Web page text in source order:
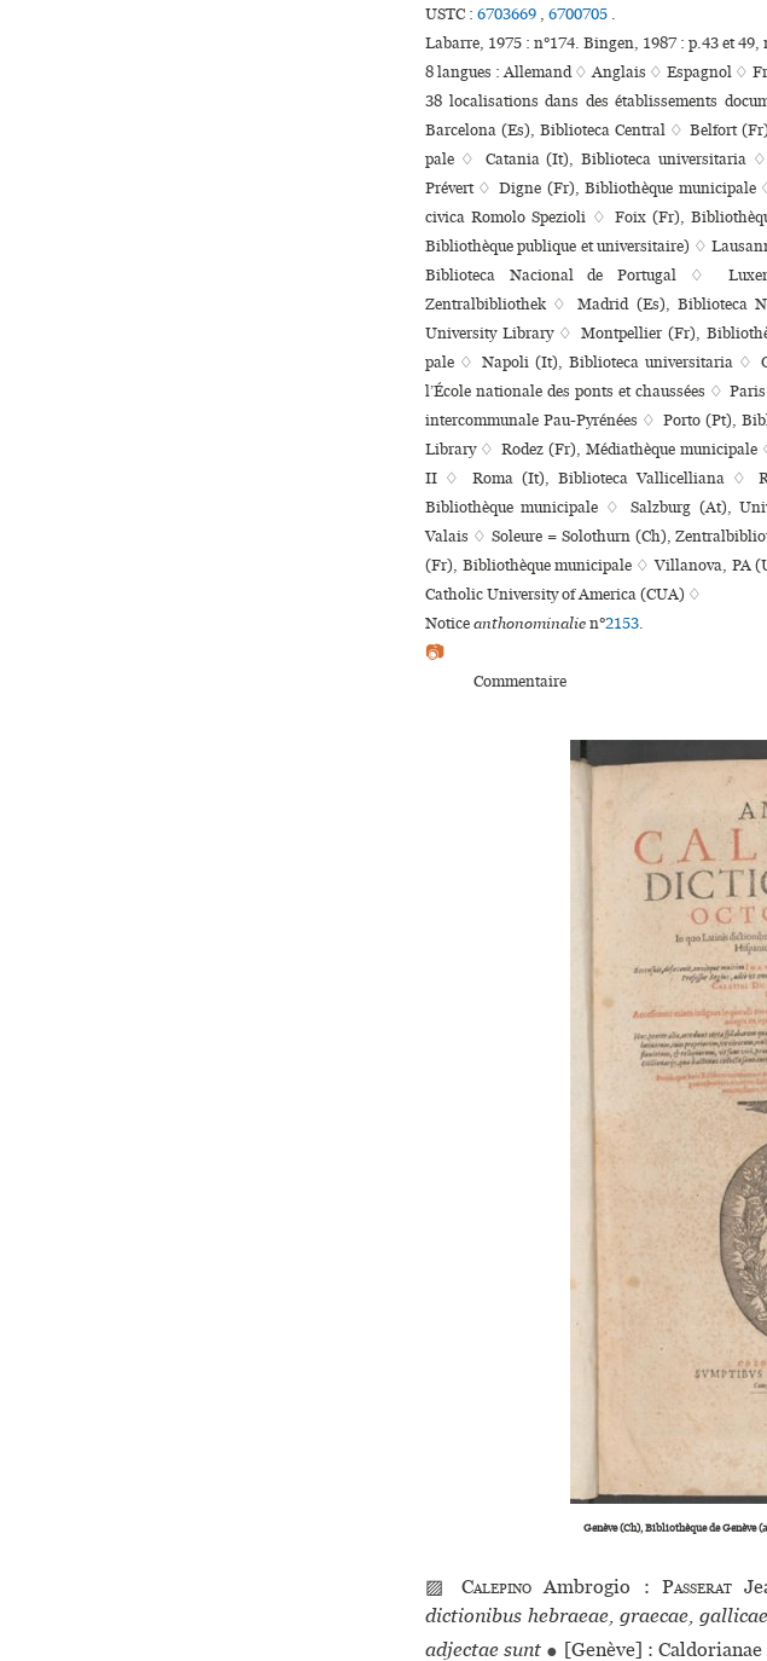
USTC : 6703669 , 6700705 .
Labarre, 1975 : n°174. Bingen, 1987 : p.43 et 49,
8 langues :Allemand ♢Anglais ♢ Espagnol ♢
38 localisations dans des établissements
Barcelona (Es), Biblioteca Central ♢ Belfort
pale ♢ Catania (It), Biblioteca universitaria ♢
Prévert ♢ Digne (Fr), Bibliothèque
civica Romolo Spezioli ♢ Foix (Fr),
Bibliothèque publi­que et uni­ver­si­taire) ♢
Biblioteca Nacional de Portugal ♢
Zentralbibliothek ♢ Madrid (Es), Biblioteca
University Library ♢ Montpellier (Fr),
pale ♢ Napoli (It), Biblioteca universitaria ♢
l’École nationale des ponts et chaussées ♢
inter­com­mu­nale Pau-Pyrénées ♢ Porto (Pt),
Library ♢ Rodez (Fr), Médiathèque
II ♢ Roma (It), Biblioteca Vallicelliana ♢
Bibliothèque municipale ♢ Salzburg (At),
Valais ♢ Soleure = Solothurn (Ch),
(Fr), Bibliothèque muni­ci­pale ♢ Villanova, PA
Catholic University of America (CUA) ♢
Noticeanthonominalien°2153.
📷
Commentaire
Genève (Ch), Bibliothèque de
▨ Calepino Ambrogio : Passerat
dictionibus hebraeae, graecae,
adjectae sunt ● [Genève] :